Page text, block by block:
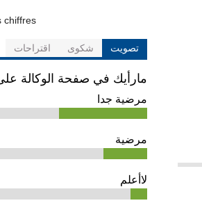
chiffres
تصويت شكوى اقتراحات
مارأيك في صفحة الوكالة
مرضية جدا
مرضية
لاأعلم